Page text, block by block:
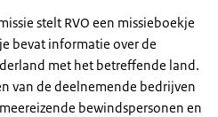
stelt RVO een missieboekje
bevat informatie over de
met het betreffende land.
van de deelnemende bedrijven
bewindspersonen en